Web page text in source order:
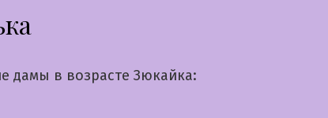
дамы в возрасте Зюкайка: